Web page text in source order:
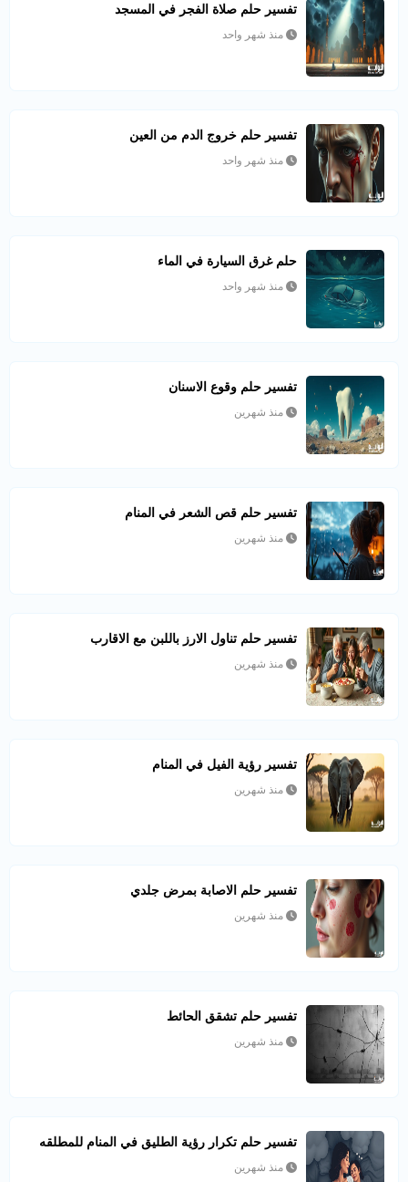
تفسير حلم صلاة الفجر في المسجد
منذ شهر واحد
تفسير حلم خروج الدم من العين
منذ شهر واحد
حلم غرق السيارة في الماء
منذ شهر واحد
تفسير حلم وقوع الاسنان
منذ شهرين
تفسير حلم قص الشعر في المنام
منذ شهرين
تفسير حلم تناول الارز باللبن مع الاقارب
منذ شهرين
تفسير رؤية الفيل في المنام
منذ شهرين
تفسير حلم الاصابة بمرض جلدي
منذ شهرين
تفسير حلم تشقق الحائط
منذ شهرين
تفسير حلم تكرار رؤية الطليق في المنام للمطلقه
منذ شهرين